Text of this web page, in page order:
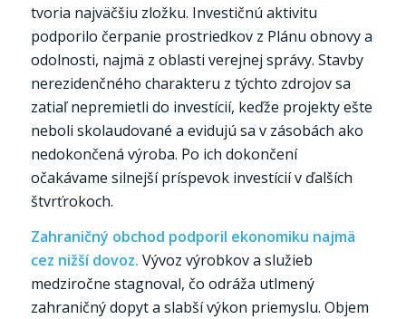
tvoria najväčšiu zložku. Investičnú aktivitu
podporilo čerpanie prostriedkov z Plánu obnovy a
odolnosti, najmä z oblasti verejnej správy. Stavby
nerezidenčného charakteru z týchto zdrojov sa
zatiaľ nepremietli do investícií, keďže projekty ešte
neboli skolaudované a evidujú sa v zásobách ako
nedokončená výroba. Po ich dokončení
očakávame silnejší príspevok investícií v ďalších
štvrťrokoch.
Zahraničný obchod podporil ekonomiku najmä
cez nižší dovoz. Vývoz výrobkov a služieb
medziročne stagnoval, čo odráža utlmený
zahraničný dopyt a slabší výkon priemyslu. Objem